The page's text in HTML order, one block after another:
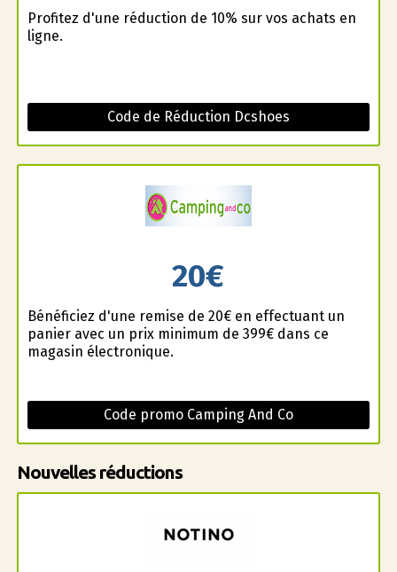
Profitez d'une réduction de 10% sur vos achats en
ligne.
Code de Réduction Dcshoes
20€
Bénéficiez d'une remise de 20€ en effectuant un
panier avec un prix minimum de 399€ dans ce
magasin électronique.
Code promo Camping And Co
Nouvelles réductions